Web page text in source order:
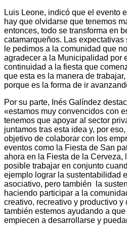
Luis Leone, indicó que el evento
hay que olvidarse que tenemos
entonces, todo se transforma en
catamarqueños. Las
le pedimos a la comunidad que
agradecer a la Municipalidad por
continuidad a la fiesta que
que esta es la manera de
porque es la forma de ir
Por su parte, Inés Galíndez
«estamos muy convencidos con
tenemos que apoyar al sector
juntamos tras esta idea y, por
objetivo de colaborar con los
eventos como la Fiesta de San
ahora en la Fiesta de la Cerveza,
posible trabajar en conjunto
ejemplo lograr la sustentabilidad
asociativo, pero también la
haciendo participar a la
creativo, recreativo y productivo y
también estemos ayudando a
empiecen a desarrollarse y